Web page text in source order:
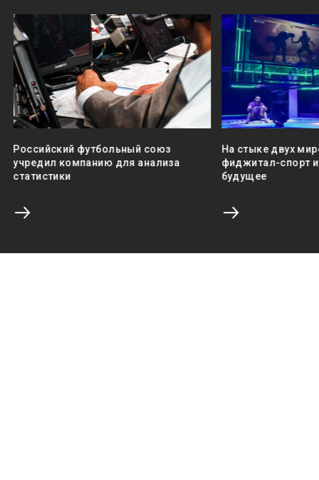
Российский футбольный союз
учредил компанию для анализа
статистики
На стыке двух
фиджитал-спорт
будущее